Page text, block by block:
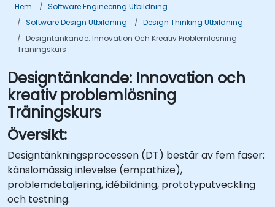
Hem
Software Engineering Utbildning
Software Design Utbildning
Design Thinking Utbildning
Designtänkande: Innovation Och Kreativ Problemlösning
Träningskurs
Designtänkande: Innovation och
kreativ problemlösning
Träningskurs
Översikt:
Designtänkningsprocessen (DT) består av fem faser:
känslomässig inlevelse (empathize),
problemdetaljering, idébildning, prototyputveckling
och testning.